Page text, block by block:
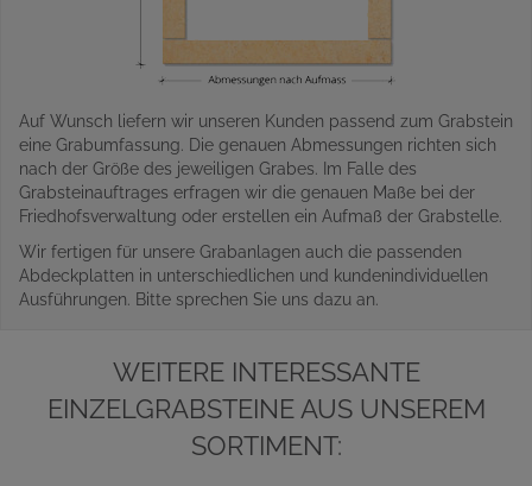
Auf Wunsch liefern wir unseren Kunden passend zum Grabstein
eine Grabumfassung. Die genauen Abmessungen richten sich
nach der Größe des jeweiligen Grabes. Im Falle des
Grabsteinauftrages erfragen wir die genauen Maße bei der
Friedhofsverwaltung oder erstellen ein Aufmaß der Grabstelle.
Wir fertigen für unsere Grabanlagen auch die passenden
Abdeckplatten in unterschiedlichen und kundenindividuellen
Ausführungen. Bitte sprechen Sie uns dazu an.
WEITERE INTERESSANTE
EINZELGRABSTEINE AUS UNSEREM
SORTIMENT: